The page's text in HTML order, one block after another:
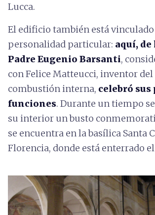
Lucca.
El edificio también está vinculado
personalidad particular: aquí, de
Padre Eugenio Barsanti,
con Felice Matteucci, inventor
combustión interna, celebró
funciones. Durante un tiempo
su interior un busto
se encuentra en la basílica Santa
Florencia, donde está enterrado